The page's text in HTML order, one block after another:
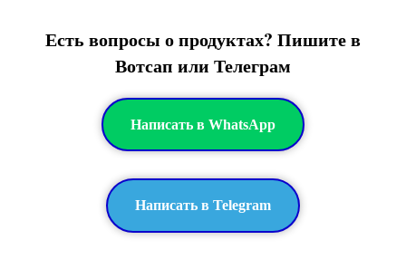
Есть вопросы о продуктах? Пишите в
Вотсап или Телеграм
Написать в WhatsApp
Написать в Telegram